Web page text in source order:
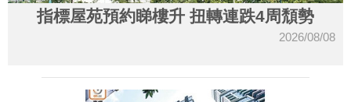
指標屋苑預約睇樓升 扭轉連跌4周頹勢
2026/08/08